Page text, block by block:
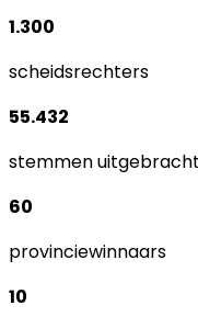
1.300
scheidsrechters
55.432
stemmen uitgebracht
60
provinciewinnaars
10